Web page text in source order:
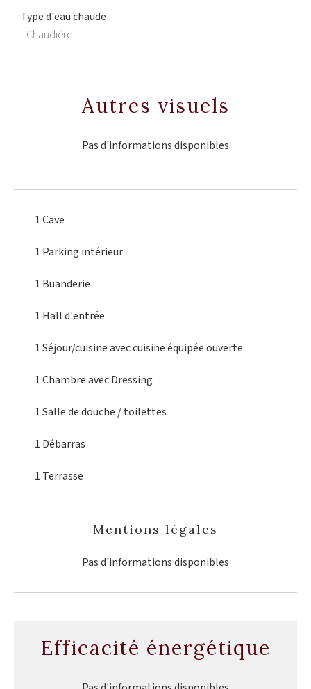
Type d'eau chaude
Chaudière
Autres visuels
Pas d'informations disponibles
1 Cave
1 Parking intérieur
1 Buanderie
1 Hall d'entrée
1 Séjour/cuisineavec cuisine équipée ouverte
1 Chambreavec Dressing
1 Salle de douche / toilettes
1 Débarras
1 Terrasse
Mentions légales
Pas d'informations disponibles
Efficacité énergétique